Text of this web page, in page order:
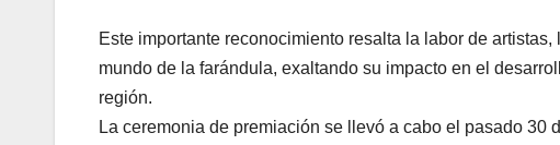
Este importante reconocimiento resalta la labor de
mundo de la farándula, exaltando su impacto en el
región.
La ceremonia de premiación se llevó a cabo el pasado 30